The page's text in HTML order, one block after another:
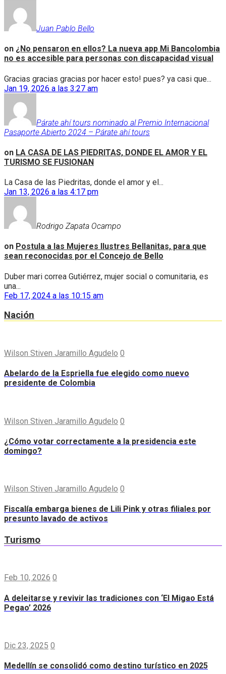
Juan Pablo Bello
on ¿No pensaron en ellos? La nueva app Mi Bancolombia
no es accesible para personas con discapacidad visual
Gracias gracias gracias por hacer esto! pues? ya casi que...
Jan 19, 2026 a las 3:27 am
Párate ahí tours nominado al Premio Internacional
Pasaporte Abierto 2024 – Párate ahí tours
on LA CASA DE LAS PIEDRITAS, DONDE EL AMOR Y EL
TURISMO SE FUSIONAN
La Casa de las Piedritas, donde el amor y el...
Jan 13, 2026 a las 4:17 pm
Rodrigo Zapata Ocampo
on Postula a las Mujeres Ilustres Bellanitas, para que
sean reconocidas por el Concejo de Bello
Duber mari correa Gutiérrez, mujer social o comunitaria, es
una...
Feb 17, 2024 a las 10:15 am
Nación
Wilson Stiven Jaramillo Agudelo 0
Abelardo de la Espriella fue elegido como nuevo
presidente de Colombia
Wilson Stiven Jaramillo Agudelo 0
¿Cómo votar correctamente a la presidencia este
domingo?
Wilson Stiven Jaramillo Agudelo 0
Fiscalía embarga bienes de Lili Pink y otras filiales por
presunto lavado de activos
Turismo
Feb 10, 2026 0
A deleitarse y revivir las tradiciones con ‘El Migao Está
Pegao’ 2026
Dic 23, 2025 0
Medellín se consolidó como destino turístico en 2025